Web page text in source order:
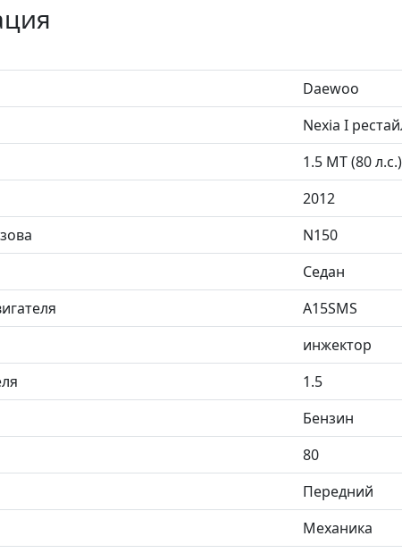
Daewoo
Nexia I
1.5 MT (80 л.с.)
2012
N150
Седан
A15SMS
инжектор
1.5
Бензин
80
Передний
Механика